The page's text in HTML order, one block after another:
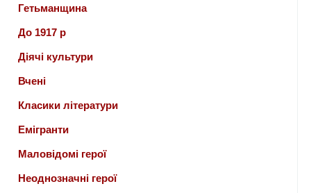
Гетьманщина
До 1917 р
Діячі культури
Вчені
Класики літератури
Емігранти
Маловідомі герої
Неоднозначні герої